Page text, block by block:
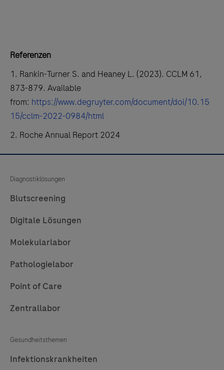
Referenzen
1. Rankin-Turner S. and Heaney L. (2023). CCLM 61,
873-879. Available
from: https://www.degruyter.com/document/doi/10.15
15/cclm-2022-0984/html
2. Roche Annual Report 2024
Diagnostiklösungen
Blutscreening
Digitale Lösungen
Molekularlabor
Pathologielabor
Point of Care
Zentrallabor
Gesundheitsthemen
Infektionskrankheiten